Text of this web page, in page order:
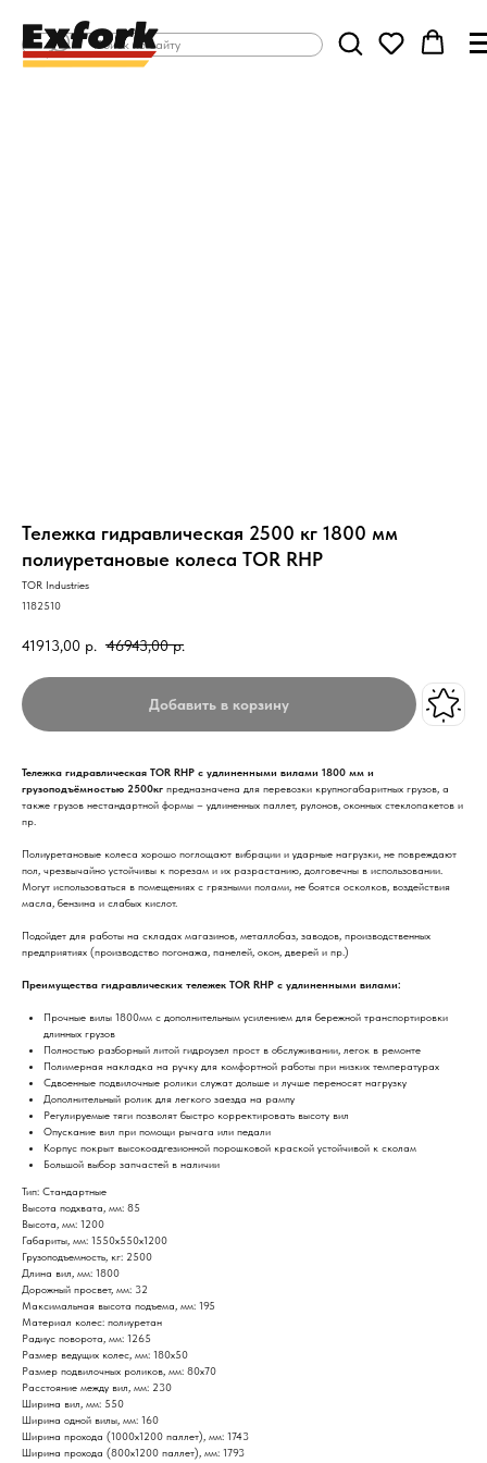
Тележка гидравлическая 2500 кг 1800 мм
полиуретановые колеса TOR RHP
TOR Industries
1182510
41913,00 р. 46943,00 р.
Добавить в корзину
Тележка гидравлическая TOR RHP с удлиненными вилами 1800 мм и
грузоподъёмностью 2500кг предназначена для перевозки крупногабаритных грузов, а
также грузов нестандартной формы – удлиненных паллет, рулонов, оконных стеклопакетов и
пр.
Полиуретановые колеса хорошо поглощают вибрации и ударные нагрузки, не повреждают
пол, чрезвычайно устойчивы к порезам и их разрастанию, долговечны в использовании.
Могут использоваться в помещениях с грязными полами, не боятся осколков, воздействия
масла, бензина и слабых кислот.
Подойдет для работы на складах магазинов, металлобаз, заводов, производственных
предприятиях (производство погонажа, панелей, окон, дверей и пр.)
Преимущества гидравлических тележек TOR RHP с удлиненными вилами:
Прочные вилы 1800мм с дополнительным усилением для бережной транспортировки
длинных грузов
Полностью разборный литой гидроузел прост в обслуживании, легок в ремонте
Полимерная накладка на ручку для комфортной работы при низких температурах
Сдвоенные подвилочные ролики служат дольше и лучше переносят нагрузку
Дополнительный ролик для легкого заезда на рампу
Регулируемые тяги позволят быстро корректировать высоту вил
Опускание вил при помощи рычага или педали
Корпус покрыт высокоадгезионной порошковой краской устойчивой к сколам
Большой выбор запчастей в наличии
Тип: Стандартные
Высота подхвата, мм: 85
Высота, мм: 1200
Габариты, мм: 1550х550х1200
Грузоподъемность, кг: 2500
Длина вил, мм: 1800
Дорожный просвет, мм: 32
Максимальная высота подъема, мм: 195
Материал колес: полиуретан
Радиус поворота, мм: 1265
Размер ведущих колес, мм: 180х50
Размер подвилочных роликов, мм: 80х70
Расстояние между вил, мм: 230
Ширина вил, мм: 550
Ширина одной вилы, мм: 160
Ширина прохода (1000х1200 паллет), мм: 1743
Ширина прохода (800х1200 паллет), мм: 1793